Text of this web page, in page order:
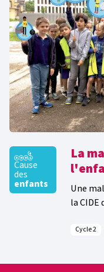
Cause
des
enfants
La
Une
la CIDE
Cycle 2